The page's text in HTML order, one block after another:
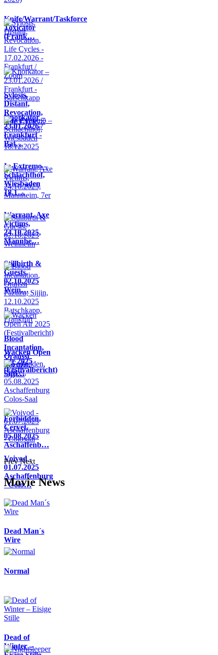
Knife/Warrant/Taskforce
Toxicator
(Frank…
Sylosis,
Distant,
Revocation,
Life Cycle…
Knorkator –
23.01.2026 /
Frankfurt -
Bat…
In Extremo –
Schlachthof,
Wiesbaden
18.1…
Warrant, Axe
Victims,
24.10.2025,
Mannhe…
Stillbirth &
Guests,
02.10.2025
Wein…
Blood
Incantation,
Oranssi
Pazuzu,
Sijji…
Wacken Open
Air 2025
(Festivalbericht)
Forbidden,
Cervet,
05.08.2025
Aschaffenb…
Voivod -
01.07.2025
Aschaffenburg
- Colo…
Prev Next
Movie News
Dead Man´s
Wire
Normal
Dead of
Winter –